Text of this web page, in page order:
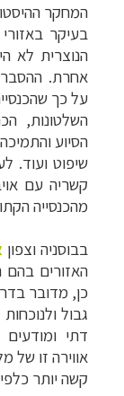
המחקר
בעיקר
הנוצרית לא
אחרת.
על כך
השלטונות,
הסיוע
שיפוט ועוד.
קשריה עם
מהכנסייה
בבוסניה וצפון
האזורים
כן, מדובר
גבול
דתי
אווירה זו של
קשה יותר